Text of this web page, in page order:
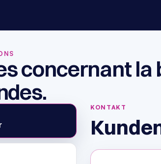
concernant la
KONTAKT